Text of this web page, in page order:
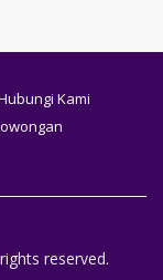
Kami
reserved.